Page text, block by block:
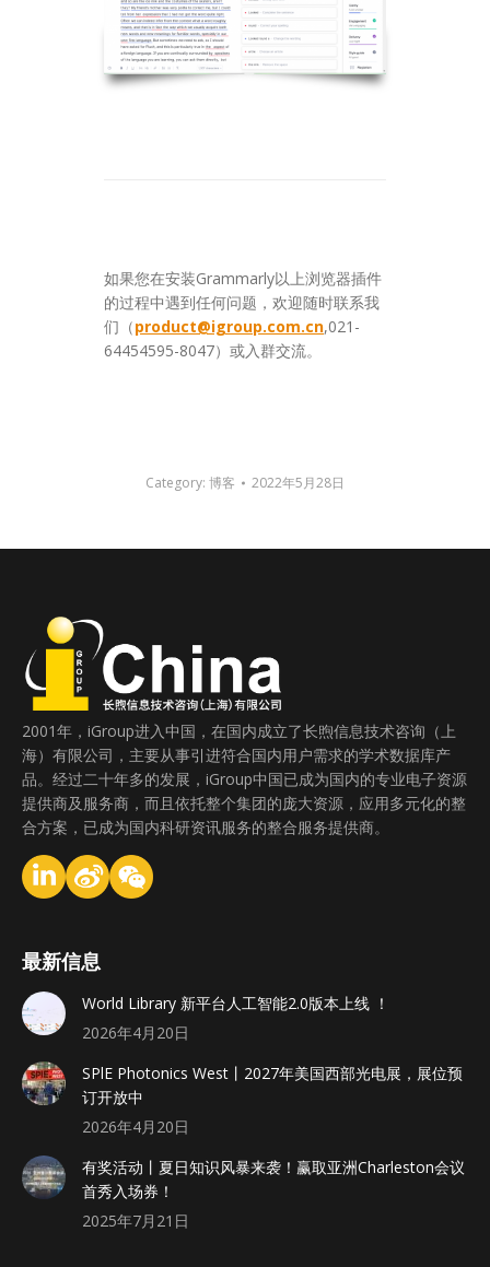
如果您在安装Grammarly以上浏览器插件
的过程中遇到任何问题，欢迎随时联系我
们（product@igroup.com.cn,021-
64454595-8047）或入群交流。
Category: 博客 2022年5月28日
2001年，iGroup进入中国，在国内成立了长煦信息技术咨询（上
海）有限公司，主要从事引进符合国内用户需求的学术数据库产
品。经过二十年多的发展，iGroup中国已成为国内的专业电子资源
提供商及服务商，而且依托整个集团的庞大资源，应用多元化的整
合方案，已成为国内科研资讯服务的整合服务提供商。
最新信息
World Library 新平台人工智能2.0版本上线 ！
2026年4月20日
SPlE Photonics West丨2027年美国西部光电展，展位预
订开放中
2026年4月20日
有奖活动丨夏日知识风暴来袭！赢取亚洲Charleston会议
首秀入场券！
2025年7月21日